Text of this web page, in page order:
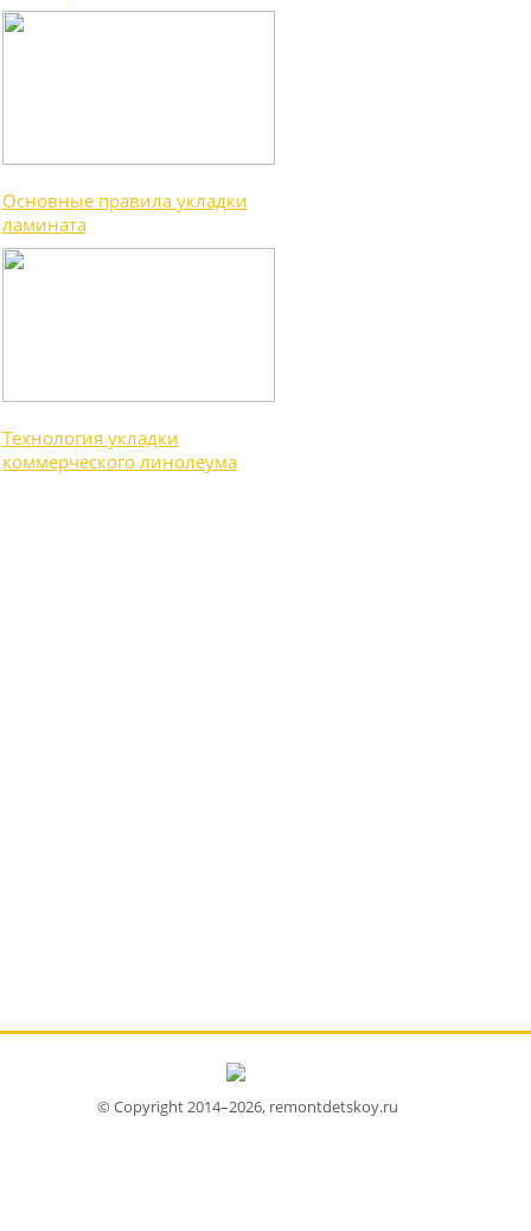
Основные правила укладки
ламината
Технология укладки
коммерческого линолеума
© Copyright 2014–2026, remontdetskoy.ru